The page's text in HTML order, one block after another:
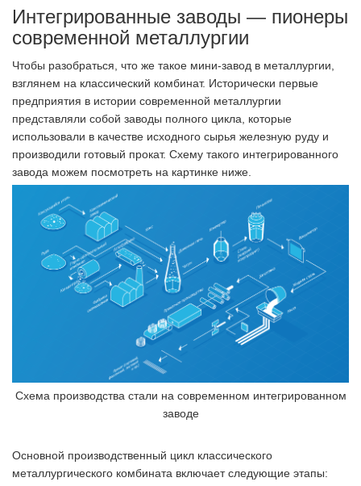
Интегрированные заводы — пионеры
современной металлургии
Чтобы разобраться, что же такое мини-завод в металлургии,
взглянем на классический комбинат. Исторически первые
предприятия в истории современной металлургии
представляли собой заводы полного цикла, которые
использовали в качестве исходного сырья железную руду и
производили готовый прокат. Схему такого интегрированного
завода можем посмотреть на картинке ниже.
Схема производства стали на современном интегрированном
заводе
Основной производственный цикл классического
металлургического комбината включает следующие этапы: